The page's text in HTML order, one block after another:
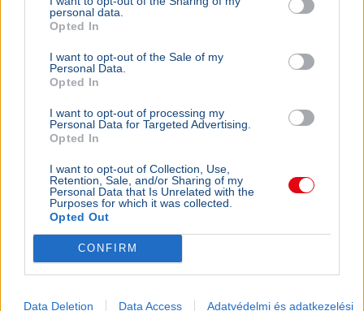
personal data.
Opted In
I want to opt-out of the Sale of my
Personal Data.
Opted In
I want to opt-out of processing my
Personal Data for Targeted Advertising.
Opted In
I want to opt-out of Collection, Use,
Retention, Sale, and/or Sharing of my
Personal Data that Is Unrelated with the
Purposes for which it was collected.
Opted Out
CONFIRM
Data Deletion Data Access
Adatvédelmi és adatkezelési
állami cég a piaci ár sokszorosáért vásárolt erdőket és
legelőket; a volt képviselő feljelentést tett.
Ajánljuk még
GAZDASÁG 2026. augusztus 4.
Kevesebb vendégéjszaka, utolsó pillanatos
foglalások - változtak az igények a
Balatonnál